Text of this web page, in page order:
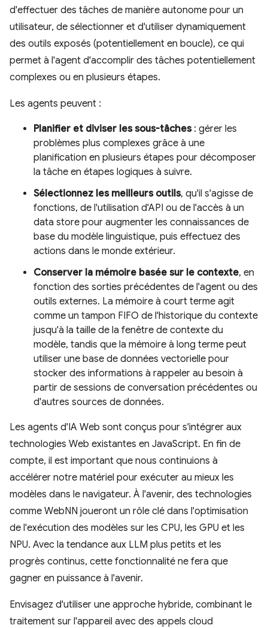
d'effectuer des tâches de manière autonome pour un
utilisateur, de sélectionner et d'utiliser dynamiquement
des outils exposés (potentiellement en boucle), ce qui
permet à l'agent d'accomplir des tâches potentiellement
complexes ou en plusieurs étapes.
Les agents peuvent :
Planifier et diviser les sous-tâches: gérer les
problèmes plus complexes grâce à une
planification en plusieurs étapes pour décomposer
la tâche en étapes logiques à suivre.
Sélectionnez les meilleurs outils, qu'il s'agisse de
fonctions, de l'utilisation d'API ou de l'accès à un
data store pour augmenter les connaissances de
base du modèle linguistique, puis effectuez des
actions dans le monde extérieur.
Conserver la mémoire basée sur le contexte, en
fonction des sorties précédentes de l'agent ou des
outils externes. La mémoire à court terme agit
comme un tampon FIFO de l'historique du contexte
jusqu'à la taille de la fenêtre de contexte du
modèle, tandis que la mémoire à long terme peut
utiliser une base de données vectorielle pour
stocker des informations à rappeler au besoin à
partir de sessions de conversation précédentes ou
d'autres sources de données.
Les agents d'IA Web sont conçus pour s'intégrer aux
technologies Web existantes en JavaScript. En fin de
compte, il est important que nous continuions à
accélérer notre matériel pour exécuter au mieux les
modèles dans le navigateur. À l'avenir, des technologies
comme WebNN joueront un rôle clé dans l'optimisation
de l'exécution des modèles sur les CPU, les GPU et les
NPU. Avec la tendance aux LLM plus petits et les
progrès continus, cette fonctionnalité ne fera que
gagner en puissance à l'avenir.
Envisagez d'utiliser une approche hybride, combinant le
traitement sur l'appareil avec des appels cloud